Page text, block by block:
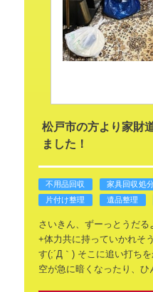
松戸市の方より家財
ました！
不用品回収 家具回収処
片付け整理
遺品整理
さいきん、ずーっとうだ
+体力共に持っていかれそ
す(;´Д｀) そこに追い打ち
空が急に暗くなったり、ひ